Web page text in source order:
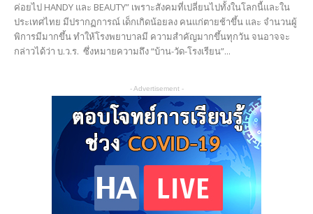
ค่อยไป HANDY และ BEAUTY” เพราะสังคมที่เปลี่ยนไปทั้งในโลกนี้และใน
ประเทศไทย มีปรากฏการณ์ เด็กเกิดน้อยลง คนแก่ตายช้าขึ้น และ จำนวนผู้
พิการมีมากขึ้น ทำให้โรงพยาบาลมี ความสำคัญมากขึ้นทุกวัน จนอาจจะ
กล่าวได้ว่า บ.ว.ร. ซึ่งหมายความถึง “บ้าน-วัด-โรงเรียน”...
- Advertisement -